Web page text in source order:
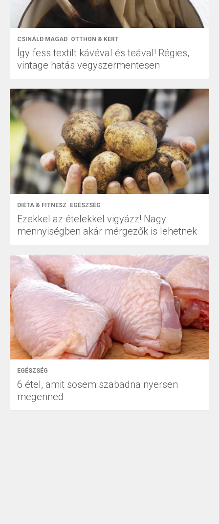
CSINÁLD MAGAD OTTHON & KERT
Így fess textilt kávéval és teával! Régies,
vintage hatás vegyszermentesen
DIÉTA & FITNESZ EGÉSZSÉG
Ezekkel az ételekkel vigyázz! Nagy
mennyiségben akár mérgezők is lehetnek
EGÉSZSÉG
6 étel, amit sosem szabadna nyersen
megenned